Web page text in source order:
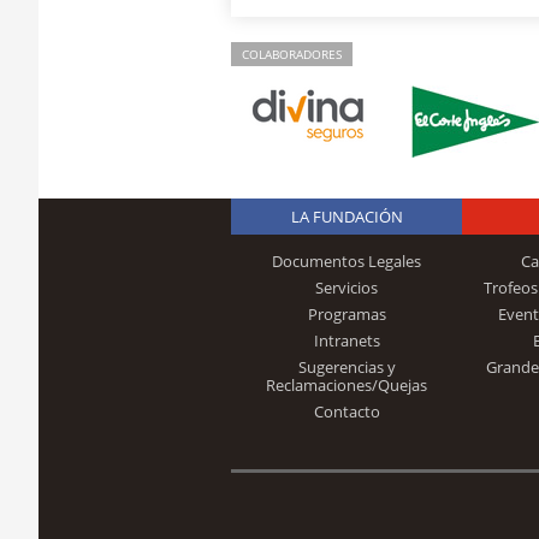
COLABORADORES
LA FUNDACIÓN
Documentos Legales
Servicios
Programas
Intranets
Sugerencias y
Reclamaciones/Quejas
Contacto